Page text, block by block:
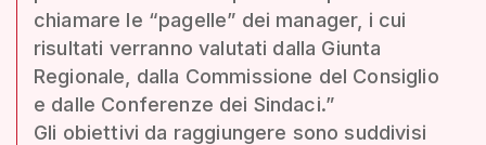
chiamare le “pagelle” dei manager, i cui
risultati verranno valutati dalla Giunta
Regionale, dalla Commissione del Consiglio
e dalle Conferenze dei Sindaci.”
Gli obiettivi da raggiungere sono suddivisi